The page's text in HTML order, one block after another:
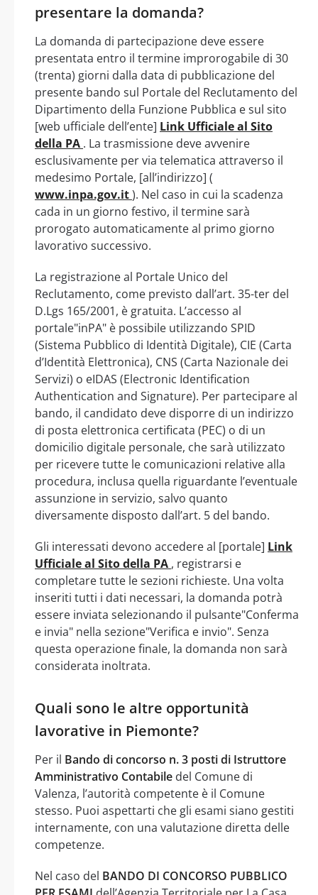
presentare la domanda?
La domanda di partecipazione deve essere
presentata entro il termine improrogabile di 30
(trenta) giorni dalla data di pubblicazione del
presente bando sul Portale del Reclutamento del
Dipartimento della Funzione Pubblica e sul sito
[web ufficiale dell’ente] Link Ufficiale al Sito
della PA . La trasmissione deve avvenire
esclusivamente per via telematica attraverso il
medesimo Portale, [all’indirizzo] (
www.inpa.gov.it). Nel caso in cui la scadenza
cada in un giorno festivo, il termine sarà
prorogato automaticamente al primo giorno
lavorativo successivo.
La registrazione al Portale Unico del
Reclutamento, come previsto dall’art. 35-ter del
D.Lgs 165/2001, è gratuita. L’accesso al
portale"inPA" è possibile utilizzando SPID
(Sistema Pubblico di Identità Digitale), CIE (Carta
d’Identità Elettronica), CNS (Carta Nazionale dei
Servizi) o eIDAS (Electronic Identification
Authentication and Signature). Per partecipare al
bando, il candidato deve disporre di un indirizzo
di posta elettronica certificata (PEC) o di un
domicilio digitale personale, che sarà utilizzato
per ricevere tutte le comunicazioni relative alla
procedura, inclusa quella riguardante l’eventuale
assunzione in servizio, salvo quanto
diversamente disposto dall’art. 5 del bando.
Gli interessati devono accedere al [portale] Link
Ufficiale al Sito della PA , registrarsi e
completare tutte le sezioni richieste. Una volta
inseriti tutti i dati necessari, la domanda potrà
essere inviata selezionando il pulsante"Conferma
e invia" nella sezione"Verifica e invio". Senza
questa operazione finale, la domanda non sarà
considerata inoltrata.
Quali sono le altre opportunità
lavorative in Piemonte?
Per il Bando di concorso n. 3 posti di Istruttore
Amministrativo Contabile del Comune di
Valenza, l’autorità competente è il Comune
stesso. Puoi aspettarti che gli esami siano gestiti
internamente, con una valutazione diretta delle
competenze.
Nel caso del BANDO DI CONCORSO PUBBLICO